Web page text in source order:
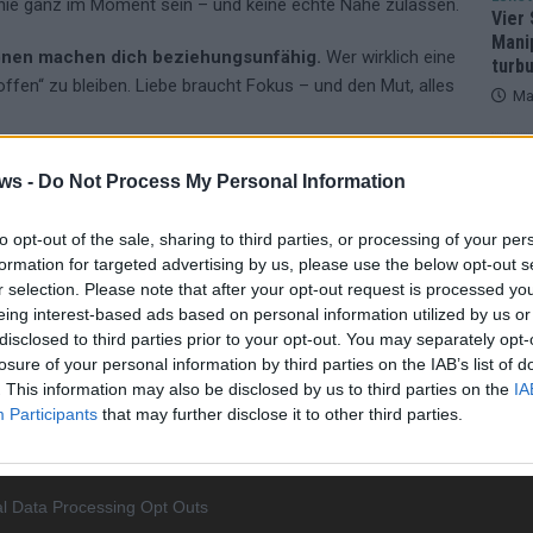
- Do Not Process My Personal Information
opt-out of the sale, sharing to third parties, or processing of your
for targeted advertising by us, please use the below opt-out
selection. Please note that after your opt-out request is processed
interest-based ads based on personal information utilized by us
to third parties prior to your opt-out. You may separately
of your personal information by third parties on the IAB’s list of
This information may also be disclosed by us to third parties on the
Participants that may further disclose it to other third parties.
Data Processing Opt Outs
ganz im Moment sein – und keine echte Nähe zulassen.
machen dich beziehungsunfähig. Wer wirklich eine
zu bleiben. Liebe braucht Fokus – und den Mut, alles
DATING-APPS DATING-COACH
LIEBE FINDEN
PSYCHOLOGIE DER LIEBE SWIPEN
Vier